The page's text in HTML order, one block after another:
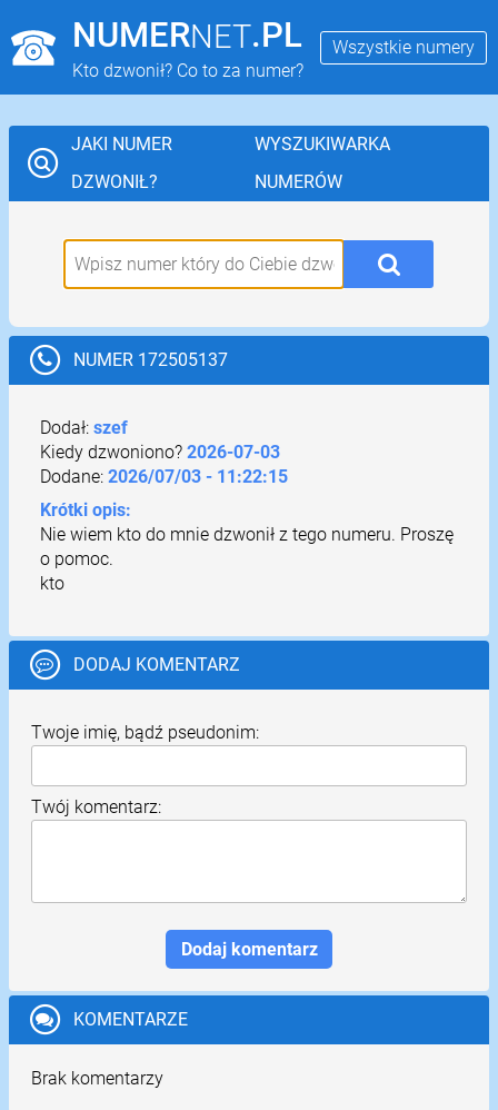
NUMERNET.PL
Kto dzwonił? Co to za numer?
Wszystkie numery
JAKI NUMER
DZWONIŁ?
WYSZUKIWARKA
NUMERÓW
NUMER 172505137
Dodał: szef
Kiedy dzwoniono? 2026-07-03
Dodane: 2026/07/03 - 11:22:15
Krótki opis:
Nie wiem kto do mnie dzwonił z tego numeru. Proszę
o pomoc.
kto
DODAJ KOMENTARZ
Twoje imię, bądź pseudonim:
Twój komentarz:
KOMENTARZE
Brak komentarzy